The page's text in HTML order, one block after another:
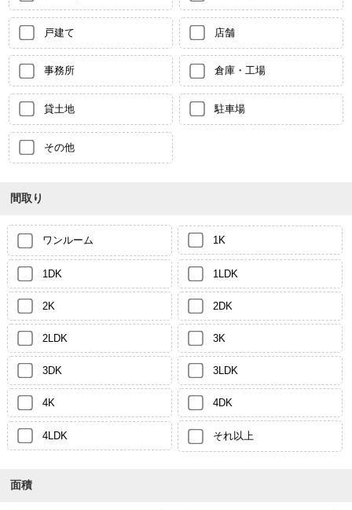
戸建て 店舗
事務所 倉庫・工場
貸土地 駐車場
その他
間取り
ワンルーム 1K
1DK 1LDK
2K 2DK
2LDK 3K
3DK 3LDK
4K 4DK
4LDK それ以上
面積